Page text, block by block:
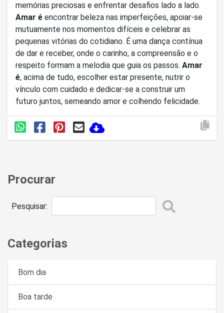
memórias preciosas e enfrentar desafios lado a lado.
Amar é encontrar beleza nas imperfeições, apoiar-se
mutuamente nos momentos difíceis e celebrar as
pequenas vitórias do cotidiano. É uma dança contínua
de dar e receber, onde o carinho, a compreensão e o
respeito formam a melodia que guia os passos. Amar
é, acima de tudo, escolher estar presente, nutrir o
vínculo com cuidado e dedicar-se a construir um
futuro juntos, semeando amor e colhendo felicidade.
Procurar
Pesquisar:
Categorias
Bom dia
Boa tarde